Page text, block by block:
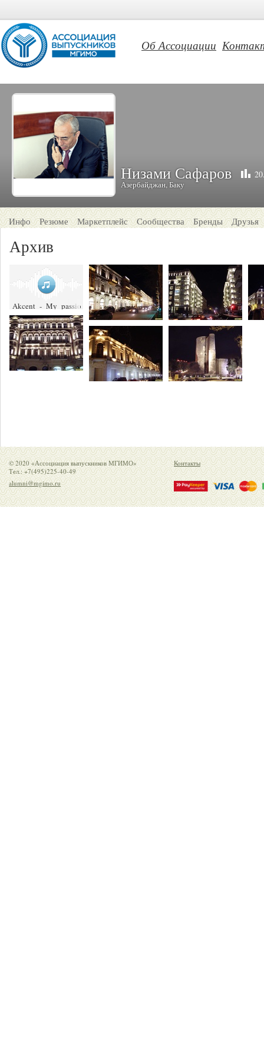
Об Ассоциации
Низами Сафаров
Азербайджан, Баку
Инфо Резюме Маркетплейс Сообщества Бренды Друзья
Архив
Akcent_-_My_passion_(Original_Chillout_version)_
© 2020 «Ассоциация выпускников МГИМО»
Тел.: +7(495)225-40-49
alumni@mgimo.ru
Контакты